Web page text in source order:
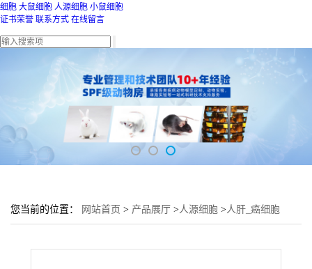
细胞 大鼠细胞 人源细胞 小鼠细胞
证书荣誉 联系方式 在线留言
您当前的位置： 网站首页 > 产品展厅 >人源细胞 >人肝_癌细胞